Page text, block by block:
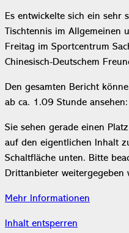
Es entwickelte sich ein sehr
Tischtennis im Allgemeinen
Freitag im Sportcentrum
Chinesisch-Deutschem
Den gesamten Bericht
ab ca. 1.09 Stunde ansehen:
Sie sehen gerade einen
auf den eigentlichen Inhalt
Schaltfläche unten. Bitte
Drittanbieter weitergegeben
Mehr Informationen
Inhalt entsperren